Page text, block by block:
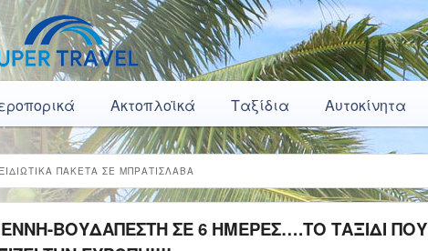
Ακτοπλοϊκά Ταξίδια Αυτοκίνητα
ΠΑΚΕΤΑ ΣΕ ΜΠΡΑΤΙΣΛΑΒΑ
ΒΟΥΔΑΠΕΣΤΗ ΣΕ 6 ΗΜΕΡΕΣ….ΤΟ ΤΑΞΙΔΙ ΠΟΥ